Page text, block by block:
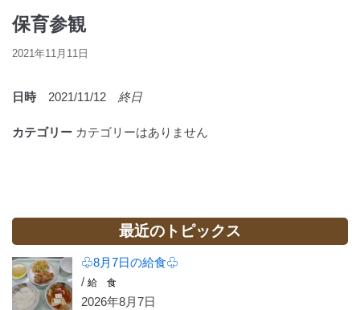
保育参観
2021年11月11日
日時 2021/11/12 終日
カテゴリー カテゴリーはありません
最近のトピックス
♧8月7日の給食♧
/給 食
2026年8月7日